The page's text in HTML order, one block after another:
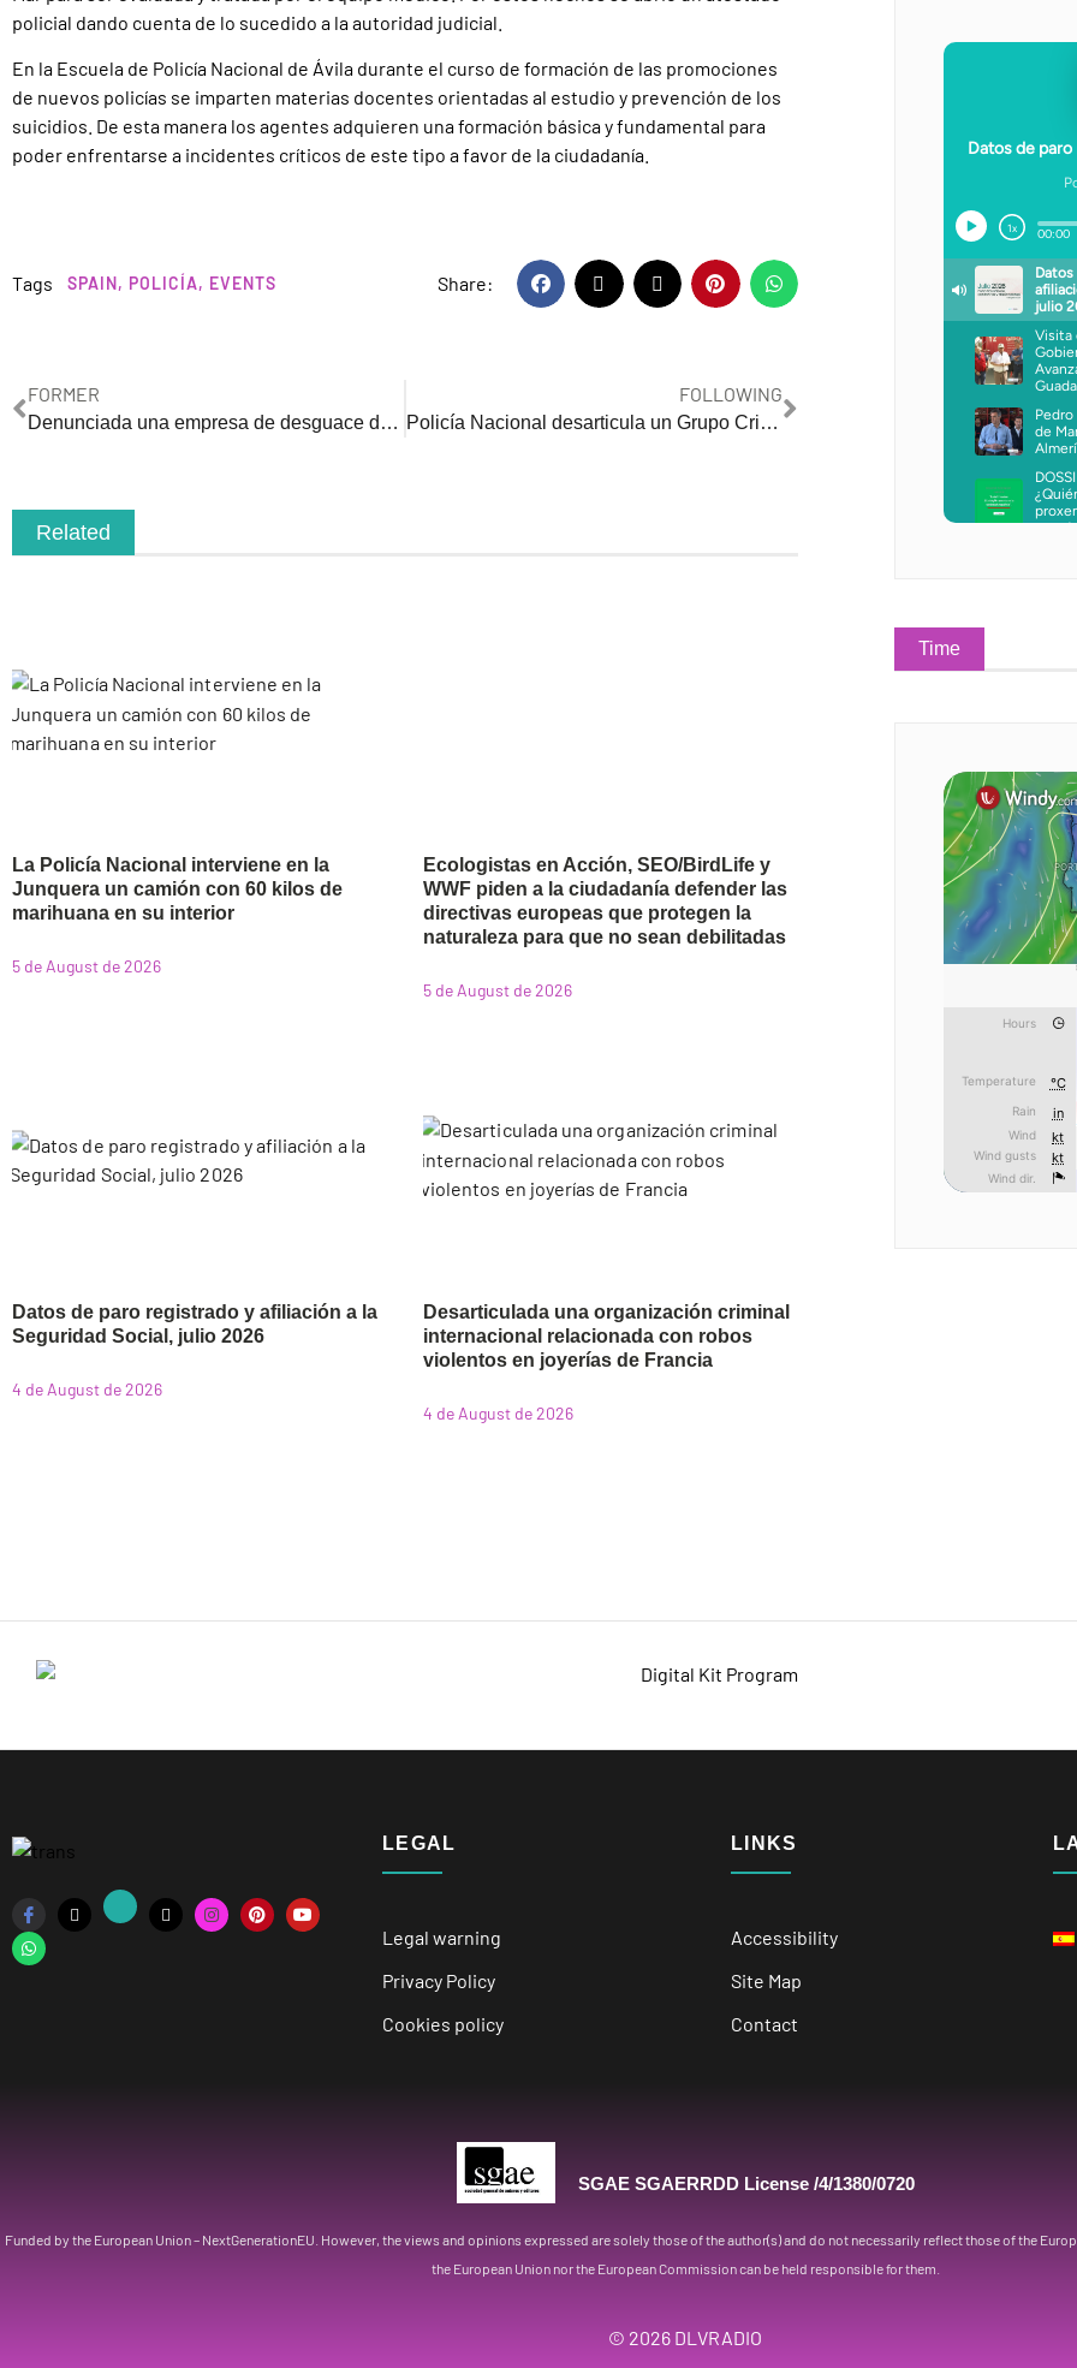
policial dando cuenta de lo sucedido a la autoridad judicial.
En la Escuela de Policía Nacional de Ávila durante el curso de formación de las promociones
de nuevos policías se imparten materias docentes orientadas al estudio y prevención de los
suicidios. De esta manera los agentes adquieren una formación básica y fundamental para
poder enfrentarse a incidentes críticos de este tipo a favor de la ciudadanía.
Tags SPAIN, POLICÍA, EVENTS Share:
FORMER
Denunciada una empresa de desguace de vehículos de Taradell por verter reiteradamente residuos en el río Gurri a su paso por Vic
FOLLOWING
Policía Nacional desarticula un Grupo Criminal dedicado a la receptación de artículos procedentes de la comisión de delitos contra el patrimonio
Related
La Policía Nacional interviene en la
Junquera un camión con 60 kilos de
marihuana en su interior
5 de August de 2026
Ecologistas en Acción, SEO/BirdLife y
WWF piden a la ciudadanía defender las
directivas europeas que protegen la
naturaleza para que no sean debilitadas
5 de August de 2026
Datos de paro registrado y afiliación a la
Seguridad Social, julio 2026
4 de August de 2026
Desarticulada una organización criminal
internacional relacionada con robos
violentos en joyerías de Francia
4 de August de 2026
Time
LEGAL
Legal warning
Privacy Policy
Cookies policy
LINKS
Accessibility
Site Map
Contact
SGAE SGAERRDD License /4/1380/0720
Funded by the European Union – NextGenerationEU. However, the views and opinions expressed are solely those of the author(s) and do not necessarily reflect those of the
the European Union nor the European Commission can be held responsible for them.
© 2026 DLVRADIO